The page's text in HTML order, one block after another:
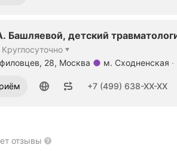
Башляевой, детский
Круглосуточно
28, Москва
м. Сходненская
+7 (499) 638-XX-XX
отзывы